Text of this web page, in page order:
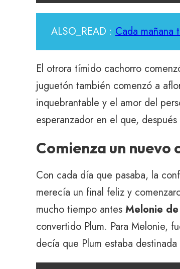
ALSO_READ : Cada mañana
El otrora tímido cachorro
juguetón también comenzó a
inquebrantable y el amor del
esperanzador en el que,
Comienza un nuevo
Con cada día que pasaba, la
merecía un final feliz y
mucho tiempo antes Melonie
convertido Plum. Para Melonie,
decía que Plum estaba